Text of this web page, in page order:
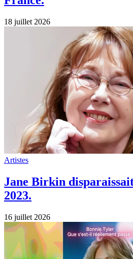
16 juillet 2026
Artistes
Mort de Bonnie Tyler :
réellement passé ?
15 juillet 2026